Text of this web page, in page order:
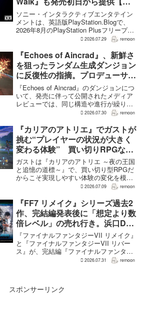
外発表】
ソニー・インタラクティブエンタテイン
メントは、英語版PlayStation.Blogで、
2026年8月のPlayStation Plusフリープレ
イとして『Dying Light 2 Stay Human:
2026.07.29 remoon
『Echoes of Aincrad』、新鮮さ
を狙ったランダム生成ダンジョン
に反復性の指摘。プロデューサー
は発売前に採用理由を説明
『Echoes of Aincrad』のダンジョンにつ
いて、発売に伴って公開されたメディア
レビューでは、同じ構造や進行が繰り返
されるとの評価が出ている。発売前の7月
は、ゲーム総合プロデューサーの二見鷹
介氏が...
2026.07.30 remoon
『カリアのアトリエ』でガストが
挑む“プレイヤーの状況が大きく
変わる体験” 買い切りRPGなら
ではの変化とは
ガストは『カリアのアトリエ ～夜の王国
と追憶の道標～』で、買い切り型RPGだ
からこそ実現しやすい体験の変化を模索
している。大型の運営型ゲームが継続的
かで、同社はキャラクターやビジュアル
の魅力だけでなく、ゲ...
2026.07.09 remoon
『FF7 リメイク』シリーズ過去2
作、完結編発表後に「想定より数
倍レベル」の売れ行き。浜口Dが
明かす
『ファイナルファンタジーVII リメイク』
と『ファイナルファンタジーVII リバー
ス』が、完結編『ファイナルファンタジ
ーVII リベレーション』の発表後、「我々
2026.07.31 remoon
スポンサーリンク